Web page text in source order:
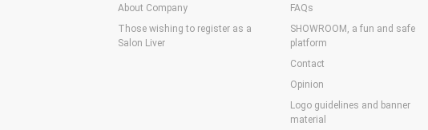
About Company
Those wishing to register as a
Salon Liver
FAQs
SHOWROOM, a fun and safe
platform
Contact
Opinion
Logo guidelines and banner
material